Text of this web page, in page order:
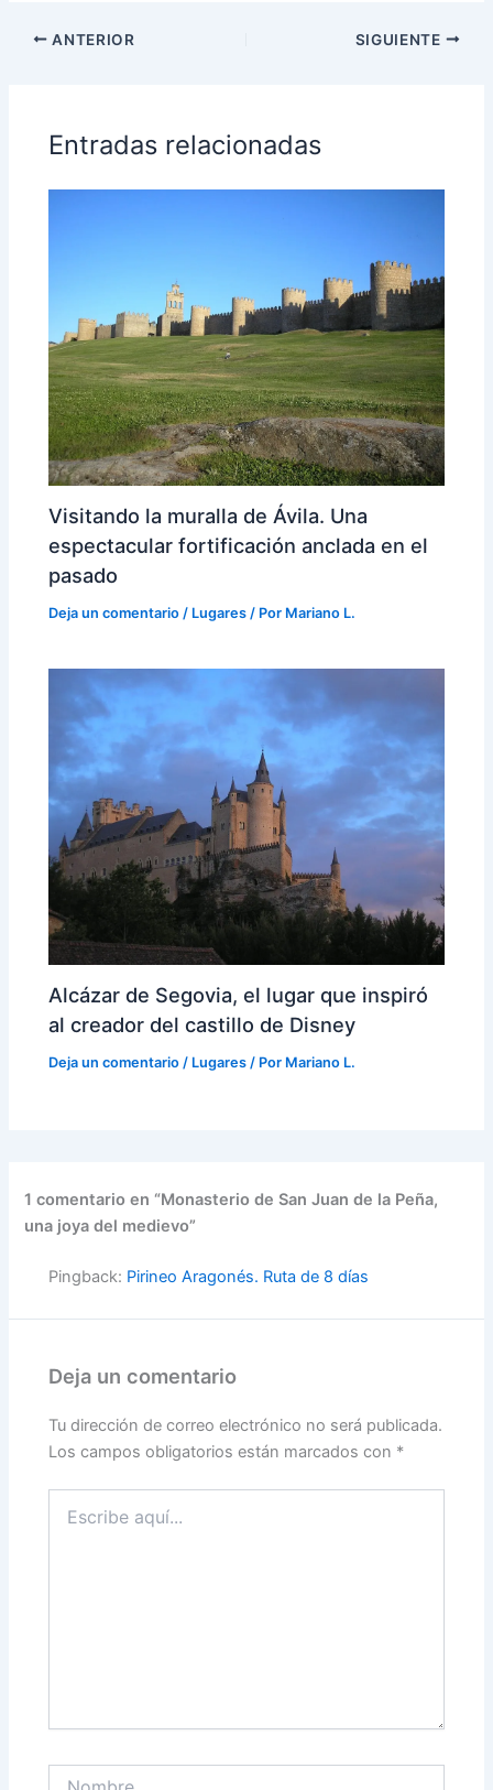
ANTERIOR SIGUIENTE
Entradas relacionadas
Visitando la muralla de Ávila. Una
espectacular fortificación anclada en el
pasado
Deja un comentario / Lugares / Por Mariano L.
Alcázar de Segovia, el lugar que inspiró
al creador del castillo de Disney
Deja un comentario / Lugares / Por Mariano L.
1 comentario en “Monasterio de San Juan de la Peña,
una joya del medievo”
Pingback: Pirineo Aragonés. Ruta de 8 días
Deja un comentario
Tu dirección de correo electrónico no será publicada.
Los campos obligatorios están marcados con *
aquí...